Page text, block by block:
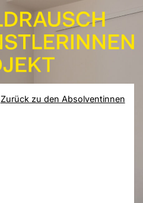
Zurück zu den Absolventinnen